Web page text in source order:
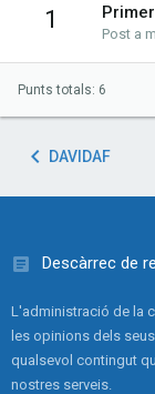
1 Post a
Punts totals: 6
DAVIDAF
Descàrrec de
L'administració de la
les opinions dels
qualsevol contingut
nostres serveis.